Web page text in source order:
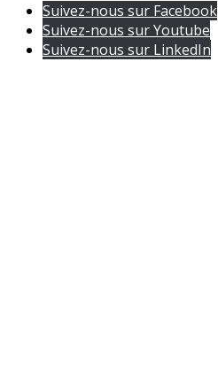
Suivez-nous sur Facebook
Suivez-nous sur Youtube
Suivez-nous sur LinkedIn